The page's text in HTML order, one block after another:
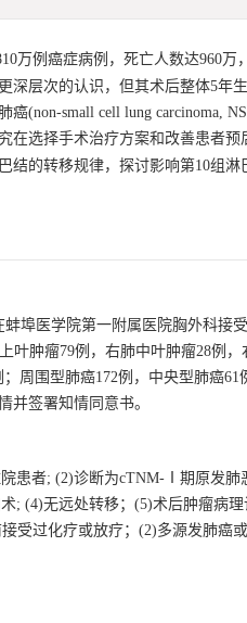
万例癌症病例，死亡人数达960
层次的认识，但其术后整体5年
(non-small cell lung carcinoma,
在选择手术治疗方案和改善患者
结的转移规律，探讨影响第10组
蚌埠医学院第一附属医院胸外科
肿瘤79例，右肺中叶肿瘤28例
周围型肺癌172例，中央型肺癌
并签署知情同意书。
患者; (2)诊断为cTNM-Ⅰ期原发肺
; (4)无远处转移；(5)术后肿瘤病
受过化疗或放疗；(2)多源发肺癌